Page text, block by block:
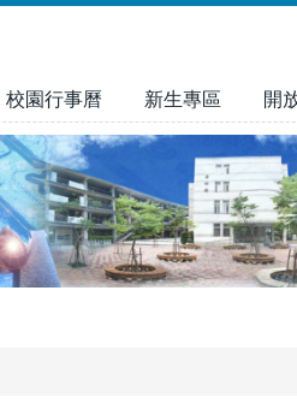
校園行事曆 新生專區 開